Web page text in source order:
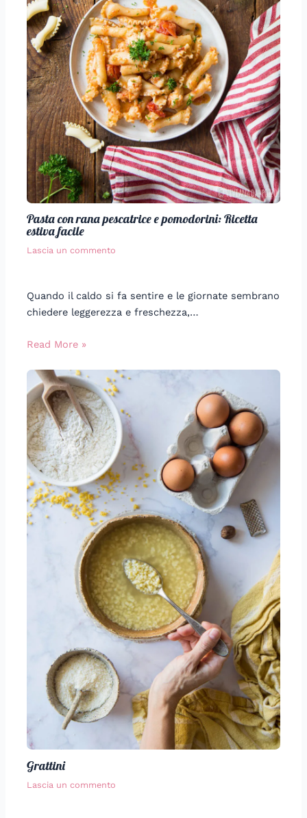
Pasta con rana pescatrice e pomodorini: Ricetta
estiva facile
Lascia un commento
Quando il caldo si fa sentire e le giornate sembrano
chiedere leggerezza e freschezza,…
Read More »
Grattini
Lascia un commento